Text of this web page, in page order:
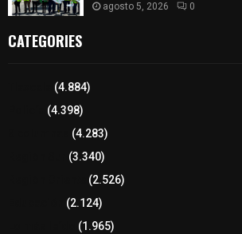
agosto 5, 2026 0
CATEGORIES
(4.884)
(4.398)
(4.283)
(3.340)
(2.526)
(2.124)
(1.965)